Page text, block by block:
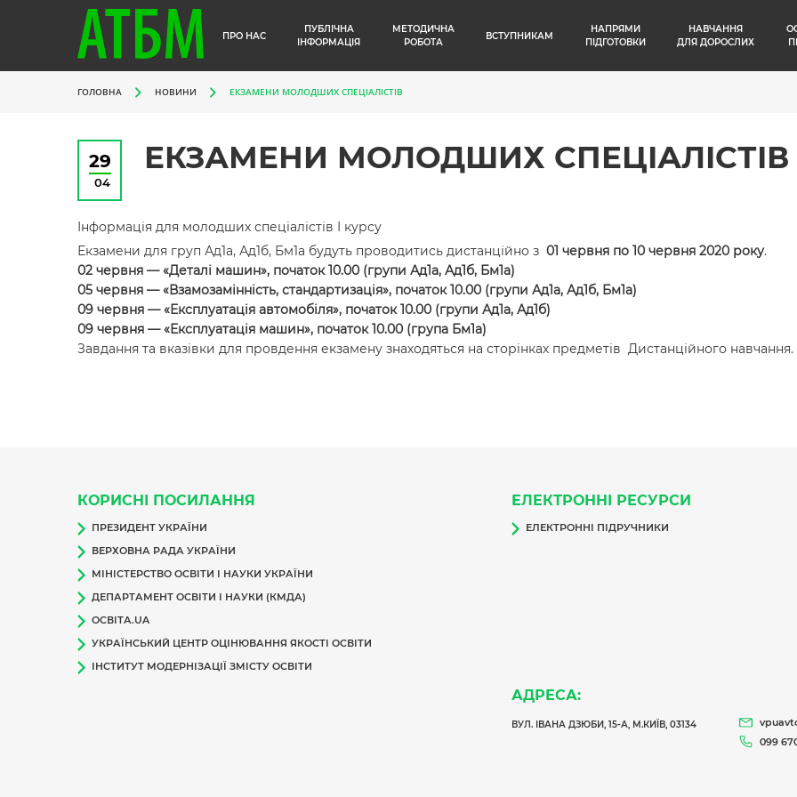
ПРО НАС
ПУБЛІЧНА
ІНФОРМАЦІЯ
МЕТОДИЧНА
РОБОТА
ВСТУПНИКАМ
НАПРЯМИ
ПІДГОТОВКИ
НАВЧАННЯ
ДЛЯ ДОРОСЛИХ
ГОЛОВНА НОВИНИ ЕКЗАМЕНИ МОЛОДШИХ СПЕЦІАЛІСТІВ
29
04
ЕКЗАМЕНИ МОЛОДШИХ СПЕЦІАЛІСТІВ
Інформація для молодших спеціалістів І курсу
Екзамени для груп Ад1а, Ад1б, Бм1а будуть проводитись дистанційно з 01 червня по 10 червня 2020 року.
02 червня — «Деталі машин», початок 10.00 (групи Ад1а, Ад1б, Бм1а)
05 червня — «Взамозамінність, стандартизація», початок 10.00 (групи Ад1а, Ад1б, Бм1а)
09 червня — «Експлуатація автомобіля», початок 10.00 (групи Ад1а, Ад1б)
09 червня — «Експлуатація машин», початок 10.00 (група Бм1а)
Завдання та вказівки для провдення екзамену знаходяться на сторінках предметів Дистанційного навчання.
КОРИСНІ ПОСИЛАННЯ
ПРЕЗИДЕНТ УКРАЇНИ
ВЕРХОВНА РАДА УКРАЇНИ
МІНІСТЕРСТВО ОСВІТИ І НАУКИ УКРАЇНИ
ДЕПАРТАМЕНТ ОСВІТИ І НАУКИ (КМДА)
ОСВІТА.UA
УКРАЇНСЬКИЙ ЦЕНТР ОЦІНЮВАННЯ ЯКОСТІ ОСВІТИ
ІНСТИТУТ МОДЕРНІЗАЦІЇ ЗМІСТУ ОСВІТИ
ЕЛЕКТРОННІ РЕСУРСИ
ЕЛЕКТРОННІ ПІДРУЧНИКИ
АДРЕСА:
ВУЛ. ІВАНА ДЗЮБИ, 15-А, М.КИЇВ, 03134
099